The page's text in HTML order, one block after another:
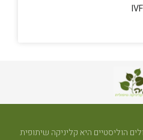
הוליסטיים היא קליניקה שיתופית